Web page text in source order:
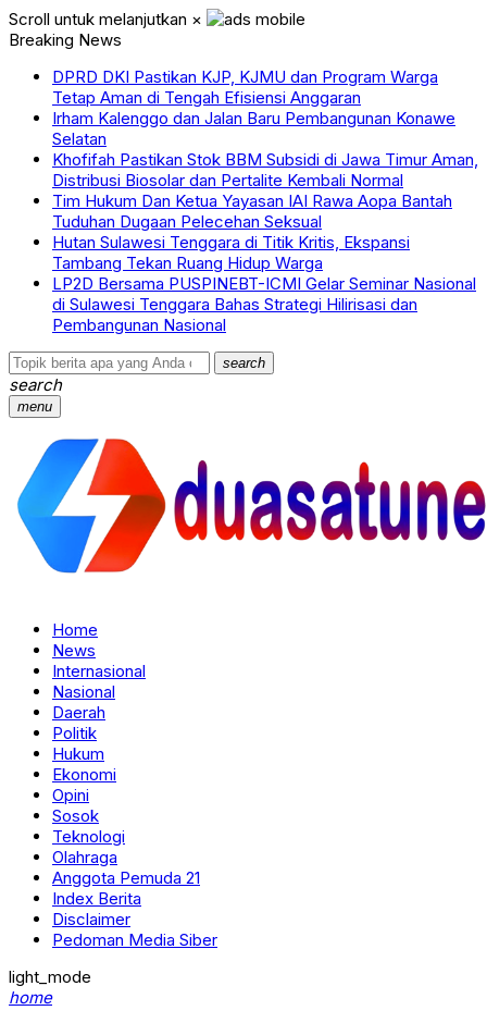
Scroll untuk melanjutkan ×
Breaking News
DPRD DKI Pastikan KJP, KJMU dan Program Warga
Tetap Aman di Tengah Efisiensi Anggaran
Irham Kalenggo dan Jalan Baru Pembangunan Konawe
Selatan
Khofifah Pastikan Stok BBM Subsidi di Jawa Timur Aman,
Distribusi Biosolar dan Pertalite Kembali Normal
‎Tim Hukum Dan Ketua Yayasan IAI Rawa Aopa Bantah
Tuduhan Dugaan Pelecehan Seksual
Hutan Sulawesi Tenggara di Titik Kritis, Ekspansi
Tambang Tekan Ruang Hidup Warga
LP2D Bersama PUSPINEBT-ICMI Gelar Seminar Nasional
di Sulawesi Tenggara Bahas Strategi Hilirisasi dan
Pembangunan Nasional
search
search
menu
Home
News
Internasional
Nasional
Daerah
Politik
Hukum
Ekonomi
Opini
Sosok
Teknologi
Olahraga
Anggota Pemuda 21
Index Berita
Disclaimer
Pedoman Media Siber
light_mode
home